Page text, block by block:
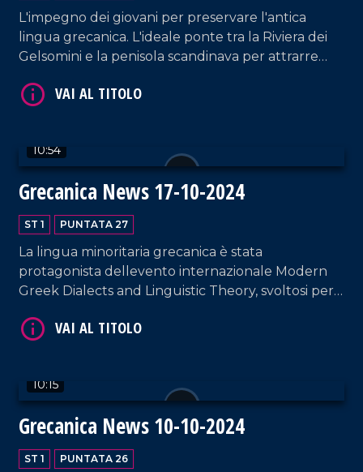
L'impegno dei giovani per preservare l'antica
lingua grecanica. L'ideale ponte tra la Riviera dei
Gelsomini e la penisola scandinava per attrarre
dello Stretto.
10:54
Grecanica News 17-10-2024
ST 1 PUNTATA 27
La lingua minoritaria grecanica è stata
protagonista dellevento internazionale Modern
Greek Dialects and Linguistic Theory, svoltosi per
10:15
Grecanica News 10-10-2024
ST 1 PUNTATA 26
VAI AL TITOLO
VAI AL TITOLO
VAI AL TITOLO